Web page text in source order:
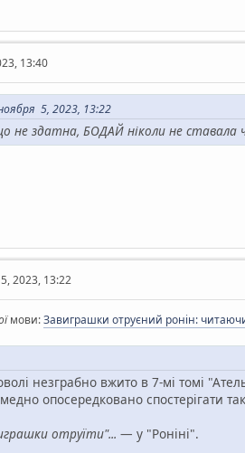
13:40
5, 2023, 13:22
не здатна, БОДАЙ ніколи не ставала
2023, 13:22
мови:Завиграшки отруєний ронін:
незграбно вжито в 7-мі томі
опосередковано спостерігати
отруїти"... — у "Роніні".